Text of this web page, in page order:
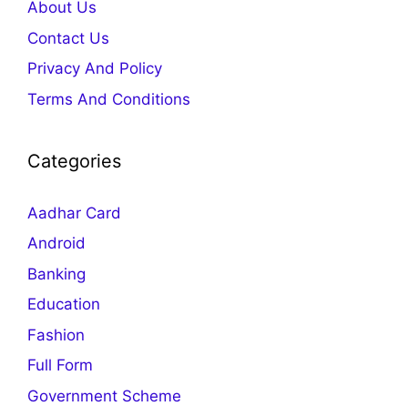
About Us
Contact Us
Privacy And Policy
Terms And Conditions
Categories
Aadhar Card
Android
Banking
Education
Fashion
Full Form
Government Scheme